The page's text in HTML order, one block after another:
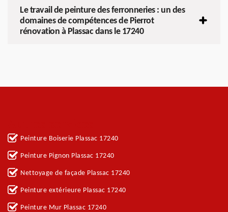
Le travail de peinture des ferronneries : un des
domaines de compétences de Pierrot
rénovation à Plassac dans le 17240
Peinture Boiserie Plassac 17240
Peinture Pignon Plassac 17240
Nettoyage de façade Plassac 17240
Peinture extérieure Plassac 17240
Peinture Mur Plassac 17240